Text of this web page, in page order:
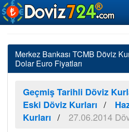
Merkez Bankası TCMB Döviz
Dolar Euro Fiyatları
Geçmiş Tarihli Döviz
Eski Döviz Kurları
Kurları
27.06.2014